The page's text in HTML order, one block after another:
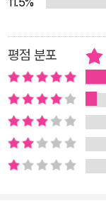
학자이자 러너, 베
트 하인리히. 1970
숲으로 들어간 그는
아 본격적인 연구를
고, 너구리를 사냥
마흔에 편리한 도시
장에 주목하기 시작
트라마라톤 기록을
평점 분포